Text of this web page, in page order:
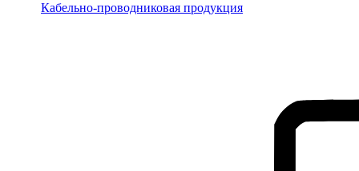
Кабельно-проводниковая продукция